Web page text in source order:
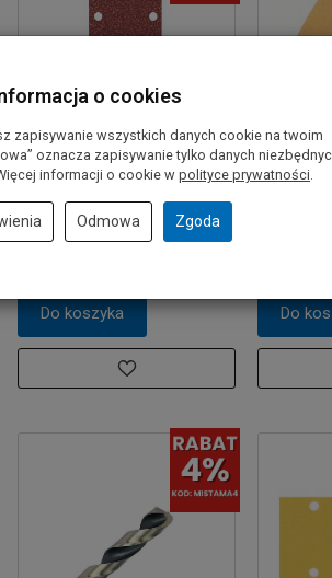
Papier ścierny 93x230 mm
1,30 zł
Do koszyka
Papier
BOSCH
Do
o cookies
zapisywanie wszystkich danych cookie na twoim
oznacza zapisywanie tylko danych
informacji o cookie w polityce prywatności.
Odmowa Zgoda